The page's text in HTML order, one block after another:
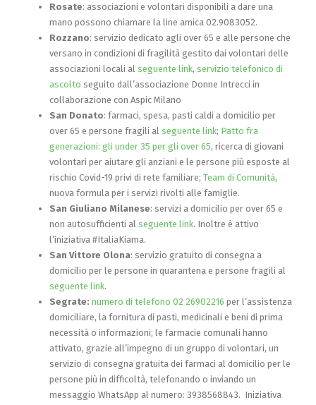
Rosate: associazioni e volontari disponibili a dare una
mano possono chiamare la line amica 02.9083052.
Rozzano: servizio dedicato agli over 65 e alle persone che
versano in condizioni di fragilità gestito dai volontari delle
associazioni locali al seguente link, servizio telefonico di
ascolto seguito dall’associazione Donne Intrecci in
collaborazione con Aspic Milano
San Donato: farmaci, spesa, pasti caldi a domicilio per
over 65 e persone fragili al seguente link; Patto fra
generazioni: gli under 35 per gli over 65, ricerca di giovani
volontari per aiutare gli anziani e le persone più esposte al
rischio Covid-19 privi di rete familiare; Team di Comunità,
nuova formula per i servizi rivolti alle famiglie.
San Giuliano Milanese: servizi a domicilio per over 65 e
non autosufficienti al seguente link. Inoltre è attivo
l’iniziativa #ItaliaKiama.
San Vittore Olona: servizio gratuito di consegna a
domicilio per le persone in quarantena e persone fragili al
seguente link.
Segrate: numero di telefono 02 26902216 per l’assistenza
domiciliare, la fornitura di pasti, medicinali e beni di prima
necessità o informazioni; le farmacie comunali hanno
attivato, grazie all’impegno di un gruppo di volontari, un
servizio di consegna gratuita dei farmaci al domicilio per le
persone più in difficoltà, telefonando o inviando un
messaggio WhatsApp al numero: 3938568843. Iniziativa